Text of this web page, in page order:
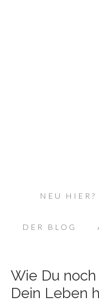
NEU HIER?
DER BLOG
Wie Du
Dein Leben